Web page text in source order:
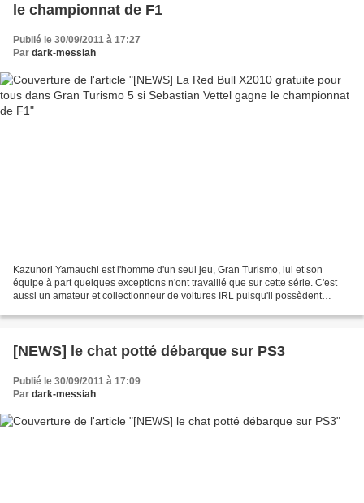
le championnat de F1
Publié le 30/09/2011 à 17:27
Par dark-messiah
Kazunori Yamauchi est l'homme d'un seul jeu, Gran Turismo, lui et son
équipe à part quelques exceptions n'ont travaillé que sur cette série. C'est
aussi un amateur et collectionneur de voitures IRL puisqu'il possèdent
[NEWS] le chat potté débarque sur PS3
Publié le 30/09/2011 à 17:09
Par dark-messiah